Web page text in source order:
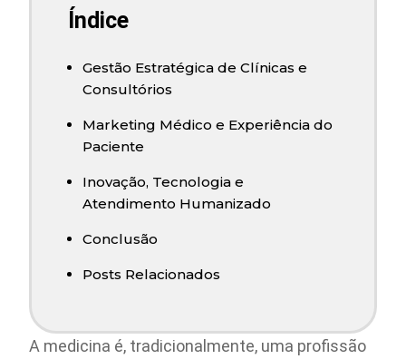
Índice
Gestão Estratégica de Clínicas e
Consultórios
Marketing Médico e Experiência do
Paciente
Inovação, Tecnologia e
Atendimento Humanizado
Conclusão
Posts Relacionados
A medicina é, tradicionalmente, uma profissão